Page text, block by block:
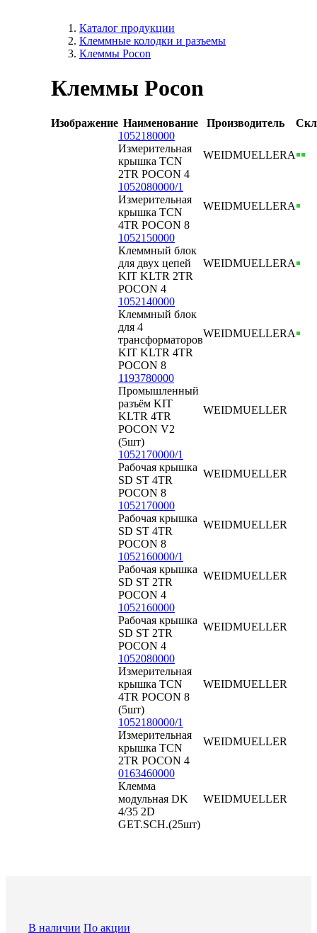
Каталог продукции
Клеммные колодки и разъемы
Клеммы Pocon
Клеммы Pocon
Изображение Наименование Производитель
1052180000
Измерительная
крышка TCN
2TR POCON 4
WEIDMUELLERА
1052080000/1
Измерительная
крышка TCN
4TR POCON 8
WEIDMUELLERА
1052150000
Клеммный блок
для двух цепей
KIT KLTR 2TR
POCON 4
WEIDMUELLERА
1052140000
Клеммный блок
для 4
трансформаторов
KIT KLTR 4TR
POCON 8
WEIDMUELLERА
1193780000
Промышленный
разъём KIT
KLTR 4TR
POCON V2
(5шт)
WEIDMUELLER
1052170000/1
Рабочая крышка
SD ST 4TR
POCON 8
WEIDMUELLER
1052170000
Рабочая крышка
SD ST 4TR
POCON 8
WEIDMUELLER
1052160000/1
Рабочая крышка
SD ST 2TR
POCON 4
WEIDMUELLER
1052160000
Рабочая крышка
SD ST 2TR
POCON 4
WEIDMUELLER
1052080000
Измерительная
крышка TCN
4TR POCON 8
(5шт)
WEIDMUELLER
1052180000/1
Измерительная
крышка TCN
2TR POCON 4
WEIDMUELLER
0163460000
Клемма
модульная DK
4/35 2D
GET.SCH.(25шт)
WEIDMUELLER
В наличии По акции